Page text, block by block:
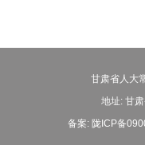
甘肃省人大
地址: 甘
备案: 陇ICP备